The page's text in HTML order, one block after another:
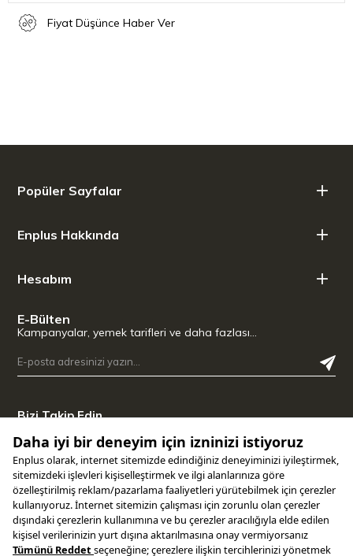
Fiyat Düşünce Haber Ver
Popüler Sayfalar
Enplus Hakkında
Hesabım
E-Bülten
Kampanyalar, yemek tarifleri ve daha fazlası…
Bizi Takip Edin
Uygulamamızı İndirin